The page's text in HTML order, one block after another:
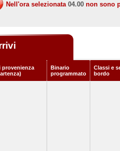
Nell'ora selezionata 04.00 non sono
provenienza
Binario
programmato
Classi e
bordo